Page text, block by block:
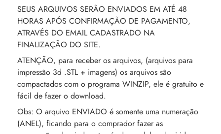
SEUS ARQUIVOS SERÃO ENVIADOS EM ATÉ 48
HORAS APÓS CONFIRMAÇÃO DE PAGAMENTO,
ATRAVÉS DO EMAIL CADASTRADO NA
FINALIZAÇÃO DO SITE.
ATENÇÃO, para receber os arquivos, (arquivos para
impressão 3d .STL + imagens) os arquivos são
compactados com o programa WINZIP, ele é gratuito e
fácil de fazer o download.
Obs: O arquivo ENVIADO é somente uma numeração
(ANEL), ficando para o comprador fazer as